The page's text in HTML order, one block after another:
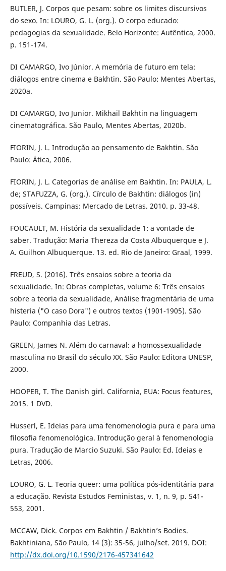
BUTLER, J. Corpos que pesam: sobre os limites discursivos
do sexo. In: LOURO, G. L. (org.). O corpo educado:
pedagogias da sexualidade. Belo Horizonte: Autêntica, 2000.
p. 151-174.
DI CAMARGO, Ivo Júnior. A memória de futuro em tela:
diálogos entre cinema e Bakhtin. São Paulo: Mentes Abertas,
2020a.
DI CAMARGO, Ivo Junior. Mikhail Bakhtin na linguagem
cinematográfica. São Paulo, Mentes Abertas, 2020b.
FIORIN, J. L. Introdução ao pensamento de Bakhtin. São
Paulo: Ática, 2006.
FIORIN, J. L. Categorias de análise em Bakhtin. In: PAULA, L.
de; STAFUZZA, G. (org.). Círculo de Bakhtin: diálogos (in)
possíveis. Campinas: Mercado de Letras. 2010. p. 33-48.
FOUCAULT, M. História da sexualidade 1: a vontade de
saber. Tradução: Maria Thereza da Costa Albuquerque e J.
A. Guilhon Albuquerque. 13. ed. Rio de Janeiro: Graal, 1999.
FREUD, S. (2016). Três ensaios sobre a teoria da
sexualidade. In: Obras completas, volume 6: Três ensaios
sobre a teoria da sexualidade, Análise fragmentária de uma
histeria ("O caso Dora") e outros textos (1901-1905). São
Paulo: Companhia das Letras.
GREEN, James N. Além do carnaval: a homossexualidade
masculina no Brasil do século XX. São Paulo: Editora UNESP,
2000.
HOOPER, T. The Danish girl. California, EUA: Focus features,
2015. 1 DVD.
Husserl, E. Ideias para uma fenomenologia pura e para uma
filosofia fenomenológica. Introdução geral à fenomenologia
pura. Tradução de Marcio Suzuki. São Paulo: Ed. Ideias e
Letras, 2006.
LOURO, G. L. Teoria queer: uma política pós-identitária para
a educação. Revista Estudos Feministas, v. 1, n. 9, p. 541-
553, 2001.
MCCAW, Dick. Corpos em Bakhtin / Bakhtin’s Bodies.
Bakhtiniana, São Paulo, 14 (3): 35-56, julho/set. 2019. DOI:
http://dx.doi.org/10.1590/2176-457341642